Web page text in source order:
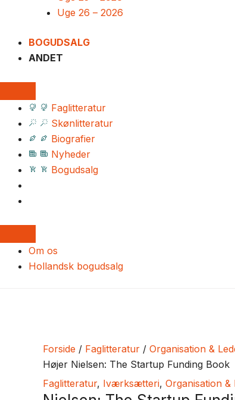
Uge 26 – 2026
BOGUDSALG
ANDET
Faglitteratur
Skønlitteratur
Biografier
Nyheder
Bogudsalg
Om os
Hollandsk bogudsalg
Forside / Faglitteratur / Organisation &
Højer Nielsen: The Startup Funding Book
Faglitteratur, Iværksætteri, Organisation &